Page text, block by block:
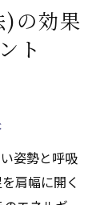
)の効果
ト
姿勢と呼吸
肩幅に開く